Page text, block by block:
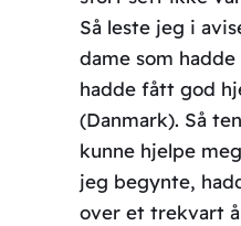
Så leste jeg i
dame som
hadde fått god
(Danmark). Så
kunne hjelpe
jeg begynte,
over et trekvart